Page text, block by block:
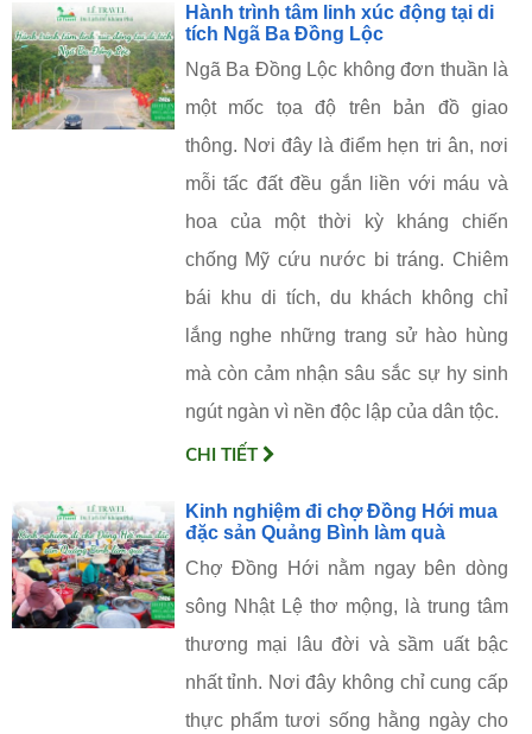
Hành trình tâm linh xúc động tại di
tích Ngã Ba Đồng Lộc
Ngã Ba Đồng Lộc không đơn thuần là
một mốc tọa độ trên bản đồ giao
thông. Nơi đây là điểm hẹn tri ân, nơi
mỗi tấc đất đều gắn liền với máu và
hoa của một thời kỳ kháng chiến
chống Mỹ cứu nước bi tráng. Chiêm
bái khu di tích, du khách không chỉ
lắng nghe những trang sử hào hùng
mà còn cảm nhận sâu sắc sự hy sinh
ngút ngàn vì nền độc lập của dân tộc.
CHI TIẾT
Kinh nghiệm đi chợ Đồng Hới mua
đặc sản Quảng Bình làm quà
Chợ Đồng Hới nằm ngay bên dòng
sông Nhật Lệ thơ mộng, là trung tâm
thương mại lâu đời và sầm uất bậc
nhất tỉnh. Nơi đây không chỉ cung cấp
thực phẩm tươi sống hằng ngày cho